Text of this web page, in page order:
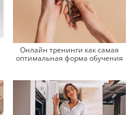
Онлайн тренинги как самая
оптимальная форма обучения